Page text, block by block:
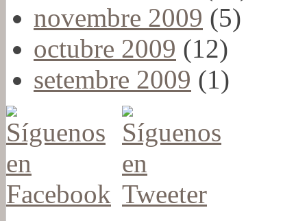
novembre 2009 (5)
octubre 2009 (12)
setembre 2009 (1)